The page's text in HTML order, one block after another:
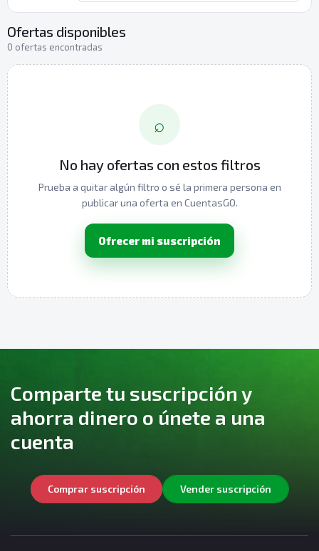
Ofertas disponibles
0 ofertas encontradas
⌕
No hay ofertas con estos filtros
Prueba a quitar algún filtro o sé la primera persona en
publicar una oferta en CuentasGO.
Ofrecer mi suscripción
Comparte tu suscripción y
ahorra dinero o únete a una
cuenta
Comprar suscripción Vender suscripción